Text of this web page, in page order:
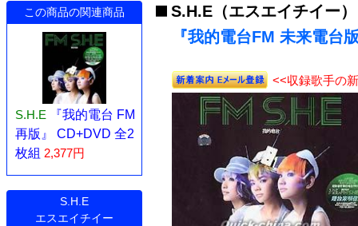
この商品の関連商品
S.H.E
『我的電台 FM
再版』 CD+DVD 全2
枚組 2,377円
S.H.E
エスエイチイー
S.H.E（エスエイチイー）
『我的電台FM 未来電台
<<収録歌手の